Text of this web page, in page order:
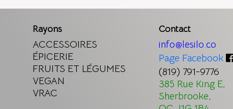
Rayons
ACCESSOIRES
ÉPICERIE
FRUITS ET LÉGUMES
VEGAN
VRAC
Contact
info@lesilo.co
Page Facebook
(819) 791-9776
385 Rue King E,
Sherbrooke,